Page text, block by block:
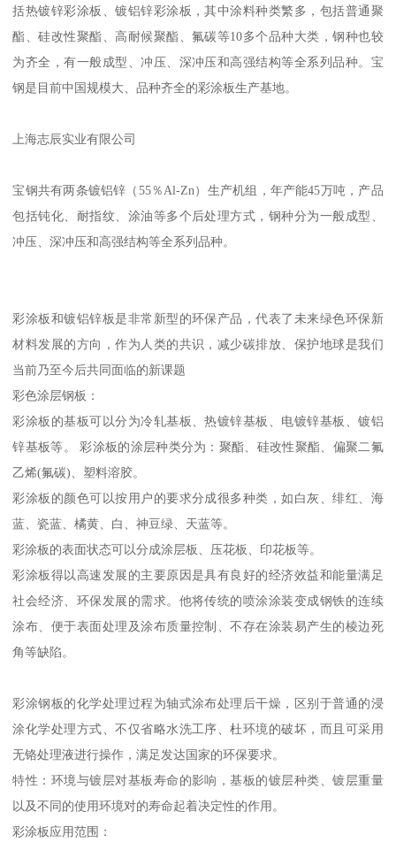
括热镀锌彩涂板、镀铝锌彩涂板，其中涂料种类繁多，包括普通聚
酯、硅改性聚酯、高耐候聚酯、氟碳等10多个品种大类，钢种也较
为齐全，有一般成型、冲压、深冲压和高强结构等全系列品种。宝
钢是目前中国规模大、品种齐全的彩涂板生产基地。
上海志辰实业有限公司
宝钢共有两条镀铝锌（55％Al-Zn）生产机组，年产能45万吨，产品
包括钝化、耐指纹、涂油等多个后处理方式，钢种分为一般成型、
冲压、深冲压和高强结构等全系列品种。
彩涂板和镀铝锌板是非常新型的环保产品，代表了未来绿色环保新
材料发展的方向，作为人类的共识，减少碳排放、保护地球是我们
当前乃至今后共同面临的新课题
彩色涂层钢板：
彩涂板的基板可以分为冷轧基板、热镀锌基板、电镀锌基板、镀铝
锌基板等。 彩涂板的涂层种类分为：聚酯、硅改性聚酯、偏聚二氟
乙烯(氟碳)、塑料溶胶。
彩涂板的颜色可以按用户的要求分成很多种类，如白灰、绯红、海
蓝、瓷蓝、橘黄、白、神豆绿、天蓝等。
彩涂板的表面状态可以分成涂层板、压花板、印花板等。
彩涂板得以高速发展的主要原因是具有良好的经济效益和能量满足
社会经济、环保发展的需求。他将传统的喷涂涂装变成钢铁的连续
涂布、便于表面处理及涂布质量控制、不存在涂装易产生的棱边死
角等缺陷。
彩涂钢板的化学处理过程为轴式涂布处理后干燥，区别于普通的浸
涂化学处理方式、不仅省略水洗工序、杜环境的破坏，而且可采用
无铬处理液进行操作，满足发达国家的环保要求。
特性：环境与镀层对基板寿命的影响，基板的镀层种类、镀层重量
以及不同的使用环境对的寿命起着决定性的作用。
彩涂板应用范围：